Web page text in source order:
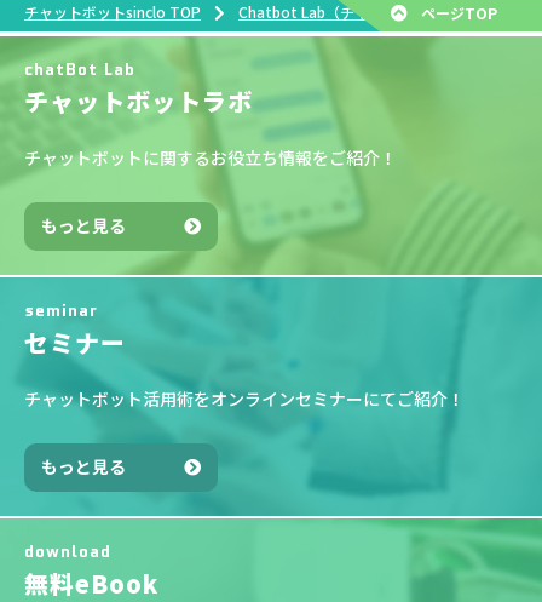
チャットボットsinclo TOP Chatbot Lab（チャットボットラボ）
ページTOP
chatBot Lab
チャットボットラボ
チャットボットに関するお役立ち情報をご紹介！
もっと見る
seminar
セミナー
チャットボット活用術をオンラインセミナーにてご紹介！
もっと見る
download
無料eBook